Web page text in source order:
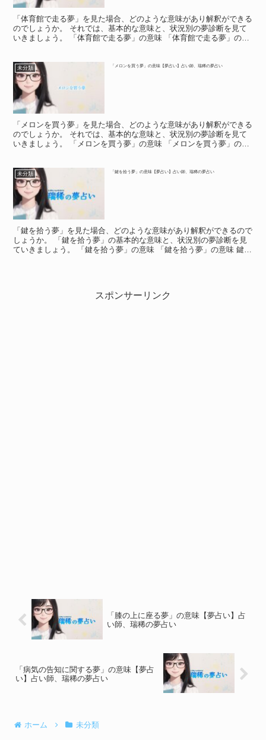
「体育館で走る夢」を見た場合、どのような意味があり解釈ができる
のでしょうか。 それでは、基本的な意味と、状況別の夢診断を見て
いきましょう。 「体育館で走る夢」の意味 「体育館で走る夢」の意
未分類 「メロンを買う夢」の意味【夢占い】占い師、瑞稀の夢占い
「メロンを買う夢」を見た場合、どのような意味があり解釈ができる
のでしょうか。 それでは、基本的な意味と、状況別の夢診断を見て
いきましょう。 「メロンを買う夢」の意味 「メロンを買う夢」の意
未分類 「鍵を拾う夢」の意味【夢占い】占い師、瑞稀の夢占い
「鍵を拾う夢」を見た場合、どのような意味があり解釈ができるので
しょうか。 「鍵を拾う夢」の基本的な意味と、状況別の夢診断を見
ていきましょう。 「鍵を拾う夢」の意味 「鍵を拾う夢」の意味 鍵を
スポンサーリンク
「膝の上に座る夢」の意味【夢占い】占
い師、瑞稀の夢占い
「病気の告知に関する夢」の意味【夢占
い】占い師、瑞稀の夢占い
ホーム 未分類